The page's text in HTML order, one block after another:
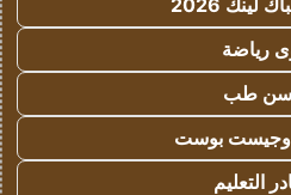
لينك 2026
رياضة
طب
وجيست بوست
التعليم